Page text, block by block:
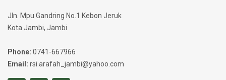
Jln. Mpu Gandring No.1 Kebon Jeruk
Kota Jambi, Jambi
Phone: 0741-667966
Email: rsi.arafah_jambi@yahoo.com